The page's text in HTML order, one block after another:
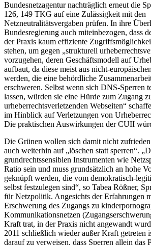
Bundesnetzagentur nachträglich erneut die
126, 149 TKG auf eine Zulässigkeit mit den
Netzneutralitätsvergaben prüfen. In ihre
Bundesregierung auch miteinbezogen, dass
der Praxis kaum effiziente
stehen, um gegen „strukturell
vorzugehen, deren Geschäftsmodell auf
aufbaut, da diese meist aus nicht-
werden, die eine behördliche
erschweren. Selbst wenn sich DNS-Sperren
lassen, würden sie eine Hürde zum Zugang
urheberrechtsverletzenden Webseiten“
im Hinblick auf Verletzungen von
Die praktischen Auswirkungen der CUII
Die Grünen wollen sich damit nicht zufrieden
auch weiterhin auf „löschen statt sperren“.
grundrechtssensiblen Instrumenten wie
Ratio sein und muss grundsätzlich an hohe
geknüpft werden, die vom demokratisch-
selbst festzulegen sind“, so Tabea Rößner,
für Netzpolitik. Angesichts der Erfahrungen
Erschwerung des Zugangs zu
Kommunikationsnetzen
Kraft trat, in der Praxis nicht angewandt
2011 schließlich wieder außer Kraft getreten
darauf zu verweisen, dass Sperren allein das